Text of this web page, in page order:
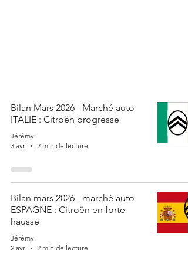
Bilan Mars 2026 - Marché auto
ITALIE : Citroën progresse
Jérémy
3 avr.
2 min de lecture
Bilan mars 2026 - marché auto
ESPAGNE : Citroën en forte
hausse
Jérémy
2 avr.
2 min de lecture